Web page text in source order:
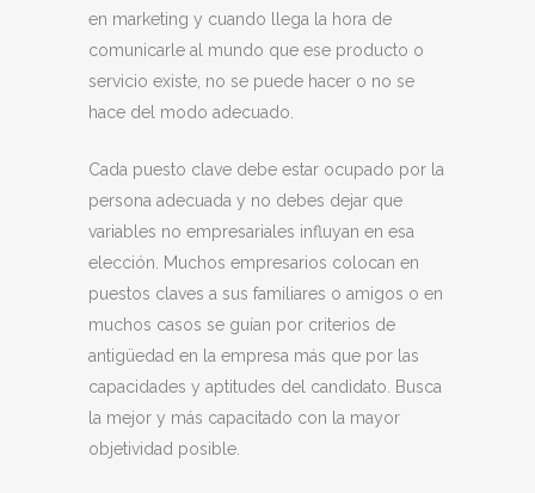
en marketing y cuando llega la hora de
comunicarle al mundo que ese producto o
servicio existe, no se puede hacer o no se
hace del modo adecuado.
Cada puesto clave debe estar ocupado por la
persona adecuada y no debes dejar que
variables no empresariales influyan en esa
elección. Muchos empresarios colocan en
puestos claves a sus familiares o amigos o en
muchos casos se guían por criterios de
antigüedad en la empresa más que por las
capacidades y aptitudes del candidato. Busca
la mejor y más capacitado con la mayor
objetividad posible.